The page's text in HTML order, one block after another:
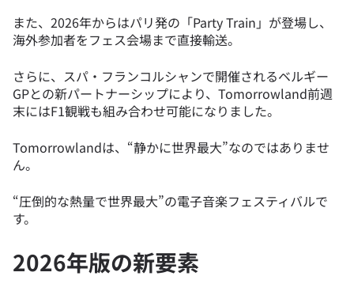
また、2026年からはパリ発の「Party Train」が登場し、
海外参加者をフェス会場まで直接輸送。
さらに、スパ・フランコルシャンで開催されるベルギー
GPとの新パートナーシップにより、Tomorrowland前週
末にはF1観戦も組み合わせ可能になりました。
Tomorrowlandは、“静かに世界最大”なのではありませ
ん。
“圧倒的な熱量で世界最大”の電子音楽フェスティバルで
す。
2026年版の新要素